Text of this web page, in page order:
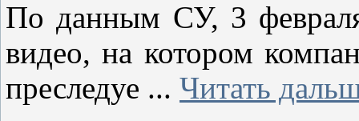
По данным СУ, 3
видео, на котором
преследуе ... Читать